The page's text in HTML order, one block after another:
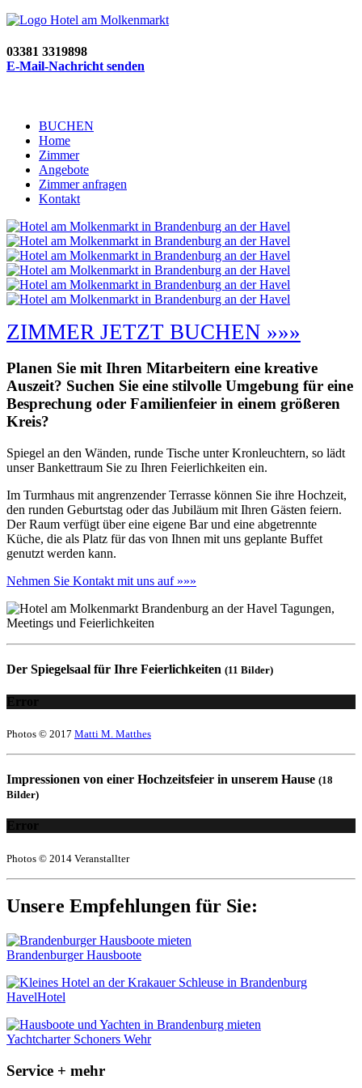
03381 3319898
E-Mail-Nachricht senden
BUCHEN
Home
Zimmer
Angebote
Zimmer anfragen
Kontakt
ZIMMER JETZT BUCHEN »»»
Planen Sie mit Ihren Mitarbeitern eine kreative
Auszeit? Suchen Sie eine stilvolle Umgebung für eine
Besprechung oder Familienfeier in einem größeren
Kreis?
Spiegel an den Wänden, runde Tische unter Kronleuchtern, so lädt
unser Bankettraum Sie zu Ihren Feierlichkeiten ein.
Im Turmhaus mit angrenzender Terrasse können Sie ihre Hochzeit,
den runden Geburtstag oder das Jubiläum mit Ihren Gästen feiern.
Der Raum verfügt über eine eigene Bar und eine abgetrennte
Küche, die als Platz für das von Ihnen mit uns geplante Buffet
genutzt werden kann.
Nehmen Sie Kontakt mit uns auf »»»
Der Spiegelsaal für Ihre Feierlichkeiten (11 Bilder)
Error
Photos © 2017 Matti M. Matthes
Impressionen von einer Hochzeitsfeier in unserem Hause (18
Bilder)
Error
Photos © 2014 Veranstallter
Unsere Empfehlungen für Sie:
Brandenburger Hausboote
HavelHotel
Yachtcharter Schoners Wehr
Service + mehr